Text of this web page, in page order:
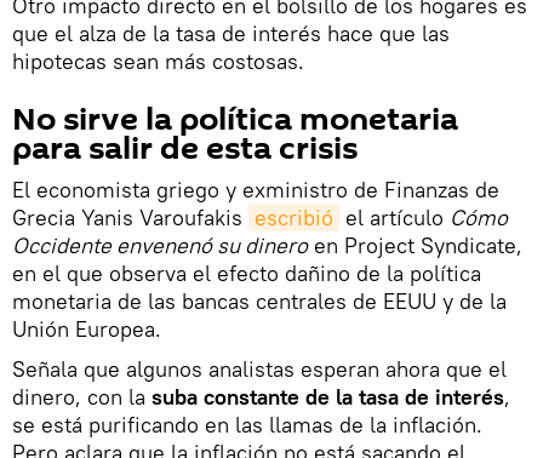
que el alza de la tasa de interés hace que las
hipotecas sean más costosas.
No sirve la política monetaria
para salir de esta crisis
El economista griego y exministro de Finanzas de
Grecia Yanis Varoufakis escribió el artículo Cómo
Occidente envenenó su dineroen Project Syndicate,
en el que observa el efecto dañino de la política
monetaria de las bancas centrales de EEUU y de la
Unión Europea.
Señala que algunos analistas esperan ahora que el
dinero, con la suba constante de la tasa de interés,
se está purificando en las llamas de la inflación.
Pero aclara que la inflación no está sacando el